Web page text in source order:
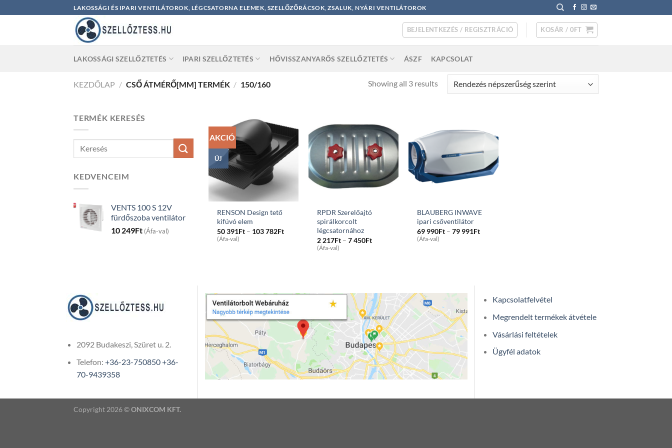
to
LAKOSSÁGI ÉS IPARI VENTILÁTOROK, LÉGCSATORNA ELEMEK, SZELLŐZŐRÁCSOK, ZSALUK, NYÁRI VENTILÁTOROK
BEJELENTKEZÉS / REGISZTRÁCIÓ KOSÁR / 0FT
LAKOSSÁGI SZELLŐZTETÉS IPARI SZELLŐZTETÉS HŐVISSZANYARŐS SZELLŐZTETÉS ÁSZF KAPCSOLAT
KEZDŐLAP / CSŐ ÁTMÉRŐ[MM] TERMÉK / 150/160 Showing all 3 resultsSorted
TERMÉK KERESÉS
KEDVENCEIM
VENTS 100 S 12V
fürdőszoba ventilátor
10 249Ft (Áfa-val)
AKCIÓ
ÚJ
RENSON Design tető
kifúvó elem
50 391Ft – 103 782FtPrice
(Áfa-val)
RPDR Szerelőajtó
spirálkorcolt
légcsatornához
2 217Ft – 7 450FtPrice
(Áfa-val)
BLAUBERG INWAVE
ipari csőventilátor
69 990Ft – 79 991FtPrice
(Áfa-val)
2092 Budakeszi, Szüret u. 2.
Telefon: +36-23-750850+36-
70-9439358
Kapcsolatfelvétel
Megrendelt termékek átvétele
Vásárlási feltételek
Ügyfél adatok
Copyright 2026 ©ONIXCOM KFT.